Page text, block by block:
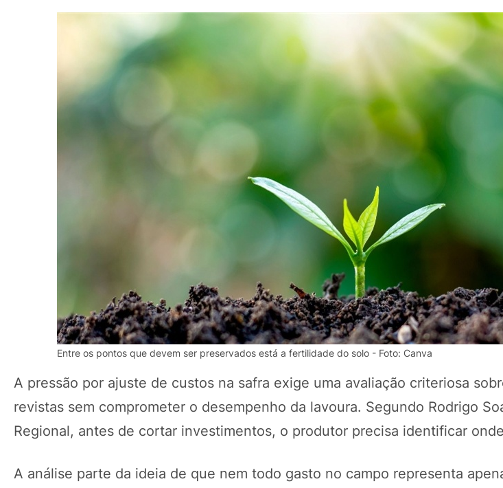
Entre os pontos que devem ser preservados está a fertilidade do solo - Foto: Canva
A pressão por ajuste de custos na safra exige uma avaliação criteriosa
revistas sem comprometer o desempenho da lavoura. Segundo Rodrigo
Regional, antes de cortar investimentos, o produtor precisa identificar
A análise parte da ideia de que nem todo gasto no campo representa